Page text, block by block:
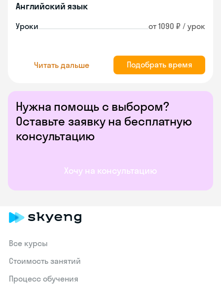
Нужна помощь с выбором?
Оставьте заявку на бесплатную
консультацию
Хочу на консультацию
Английский язык
Уроки от 1090 ₽ / урок
Читать дальше Подобрать время
Все курсы
Стоимость занятий
Процесс обучения